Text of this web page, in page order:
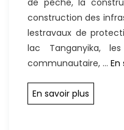
de pêche, la
construction des
lestravaux de
lac Tanganyika,
communautaire, … En
En savoir plus